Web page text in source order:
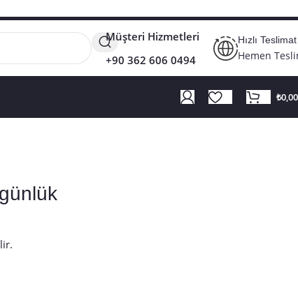
Müşteri Hizmetleri
+90 362 606 0494
Hızlı Teslimat
Hemen
₺0,00